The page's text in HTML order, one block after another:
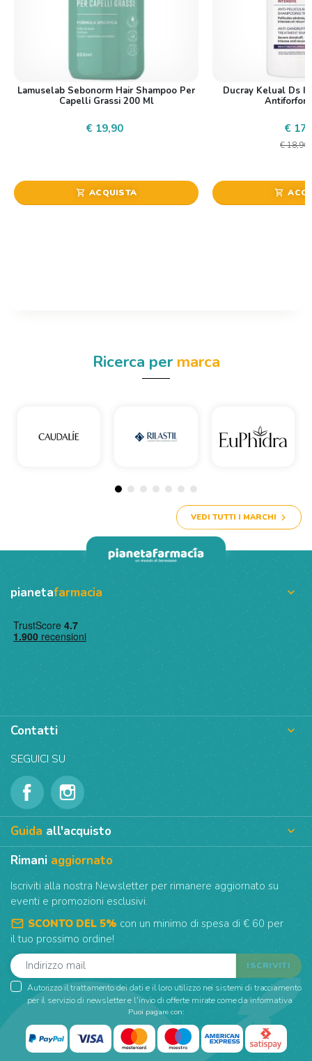
Lamuselab Sebonorm Hair Shampoo Per
Capelli Grassi 200 Ml
€ 19,90
shopping_cart ACQUISTA
Ducray Kelual Ds
€
€ 18,90
shopping_cart
Ricerca permarca
VEDI TUTTI I MARCHI
pianetafarmacia 
Contatti 
SEGUICI SU
Guida all'acquisto 
Rimani aggiornato
Iscriviti alla nostra Newsletter per rimanere aggiornato su
eventi e promozioni esclusivi.
mail_outline SCONTO DEL 5% con un minimo di spesa di € 60 per
il tuo prossimo ordine!
Autorizzo il trattamento dei dati e il loro utilizzo nei sistemi di tracciamento
per il servizio di newsletter e l'invio di offerte mirate come da informativa
Puoi pagare con: